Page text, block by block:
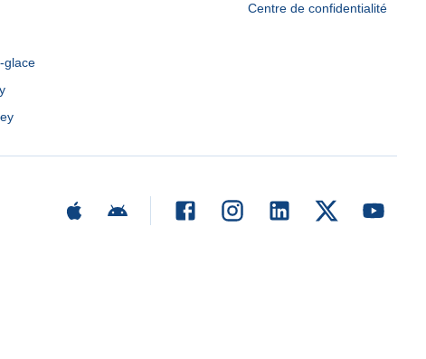
glace
Centre de confidentialité